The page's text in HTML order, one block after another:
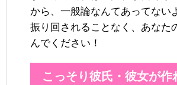
から、一般論なんてあってない
振り回されることなく、あなた
んでください！
こっそり彼氏・彼女が作